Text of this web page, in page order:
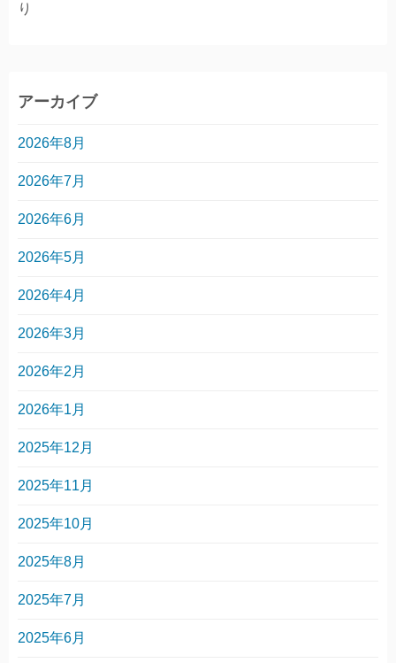
り
アーカイブ
2026年8月
2026年7月
2026年6月
2026年5月
2026年4月
2026年3月
2026年2月
2026年1月
2025年12月
2025年11月
2025年10月
2025年8月
2025年7月
2025年6月